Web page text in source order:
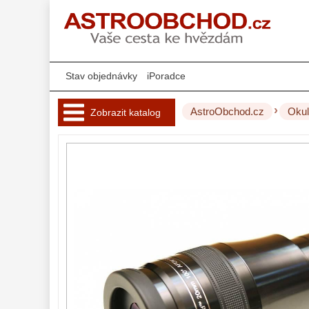
Stav objednávky iPoradce
Zobrazit katalog
SWA (62°-78°) 86
UWA (80°-98°) 22
XWA (100°-120°) 17
AstroObchod.cz ›